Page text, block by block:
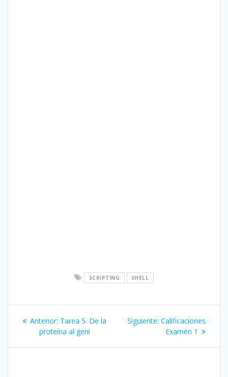
SCRIPTING SHELL
Navegación
Anterior: Entrada
anterior:
Tarea 5. De la
proteína al gen!
Siguiente: Siguiente
entrada:
Calificaciones
Examen 1